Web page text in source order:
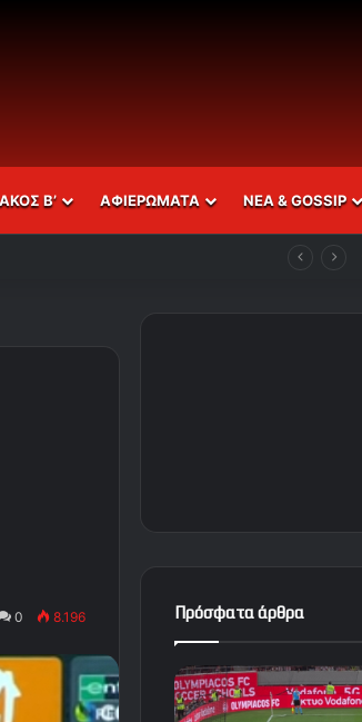
Β’ ΑΦΙΕΡΩΜΑΤΑ ΝΕΑ & GOSSIP
0 8.196 Πρόσφατα άρθρα